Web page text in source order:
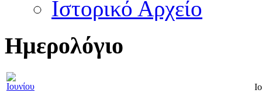
Ιστορικό Αρχείο
Ημερολόγιο